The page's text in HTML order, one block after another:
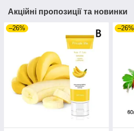
Акційні пропозиції та новинки
–26% –26%